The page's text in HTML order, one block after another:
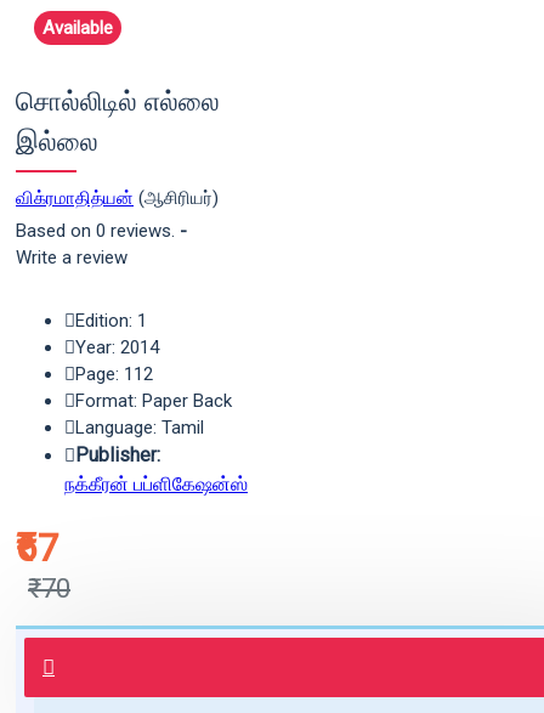
Available
சொல்லிடில் எல்லை
இல்லை
விக்ரமாதித்யன் (ஆசிரியர்)
Based on 0 reviews. -
Write a review
₹67
₹70
Edition: 1
Year: 2014
Page: 112
Format: Paper Back
Language: Tamil
Publisher:
நக்கீரன் பப்ளிகேஷன்ஸ்
புத்தகம் 3 - 7 நாட்களில் அனுப்பி
வைக்கப்படும்.